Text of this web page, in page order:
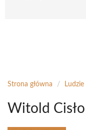
Strona główna / Ludzie
Witold Cisło